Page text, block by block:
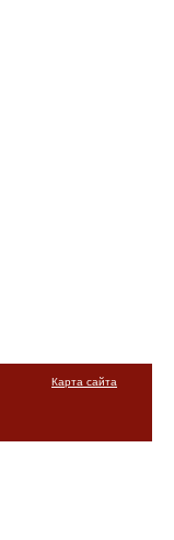
Карта сайта